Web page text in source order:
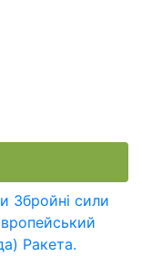
Збройні сили
Ракета.